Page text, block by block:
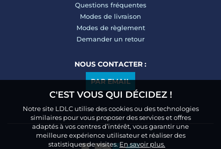
Questions fréquentes
Modes de livraison
Modes de règlement
Demander un retour
NOUS CONTACTER :
PAR EMAIL
C'EST VOUS QUI DÉCIDEZ !
Notre site LDLC utilise des cookies ou des technologies
similaires pour vous proposer des services et offres
adaptés à vos centres d’intérêt, vous garantir une
meilleure expérience utilisateur et réaliser des
statistiques de visites.En savoir plus.